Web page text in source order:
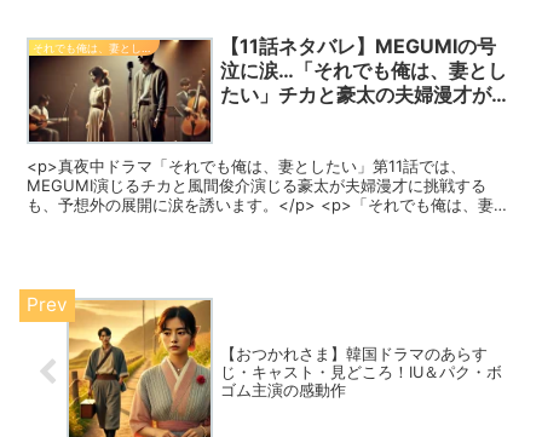
開に。この記事では、ドラマ最終話の内容と共に、作品が描いた夫婦
愛の結末を深掘りしていきます。
【11話ネタバレ】MEGUMIの号
泣に涙…「それでも俺は、妻とし
たい」チカと豪太の夫婦漫才が迎
<p>真夜中ドラマ「それでも俺は、妻としたい」第11話では、
MEGUMI演じるチカと風間俊介演じる豪太が夫婦漫才に挑戦する
も、予想外の展開に涙を誘います。</p> <p>「それでも俺は、妻と
【おつかれさま】韓国ドラマのあらす
じ・キャスト・見どころ！IU＆パク・ボ
ゴム主演の感動作